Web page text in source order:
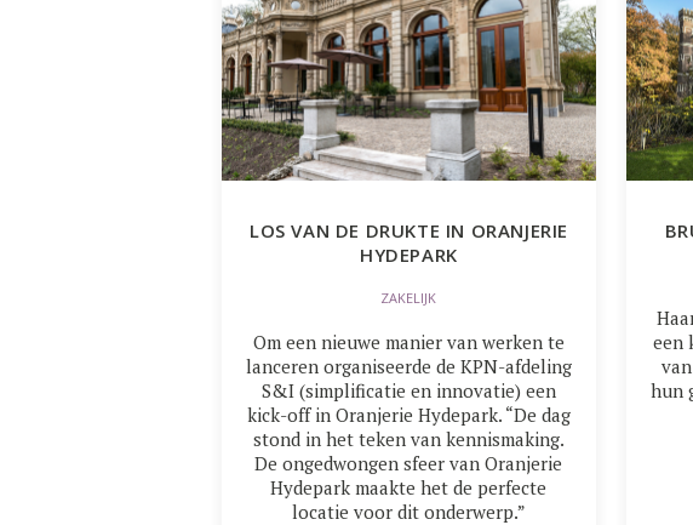
LOS VAN DE DRUKTE IN ORANJERIE
HYDEPARK
ZAKELIJK
Om een nieuwe manier van werken te
lanceren organiseerde de KPN-afdeling
S&I (simplificatie en innovatie) een
kick-off in Oranjerie Hydepark. “De dag
stond in het teken van kennismaking.
De ongedwongen sfeer van Oranjerie
Hydepark maakte het de perfecte
locatie voor dit onderwerp.”
een
hun